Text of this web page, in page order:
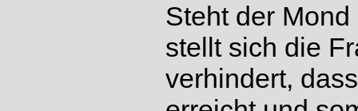
Steht der
stellt sich die
verhindert,